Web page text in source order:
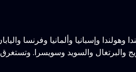
المتحدة وكندا وهولندا وإسبانيا